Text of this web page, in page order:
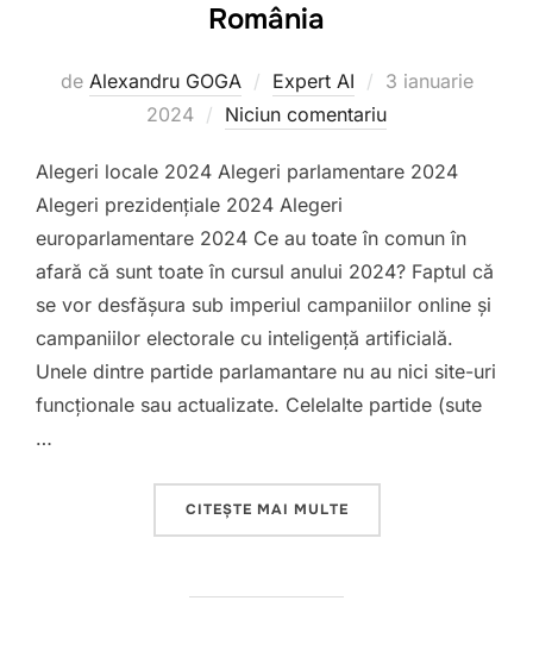
România
de Alexandru GOGA Expert AI
Publicat
pe
3 ianuarie
2024
Niciun comentariu
Alegeri locale 2024 Alegeri parlamentare 2024
Alegeri prezidențiale 2024 Alegeri
europarlamentare 2024 Ce au toate în comun în
afară că sunt toate în cursul anului 2024? Faptul că
se vor desfășura sub imperiul campaniilor online și
campaniilor electorale cu inteligență artificială.
Unele dintre partide parlamantare nu au nici site-uri
funcționale sau actualizate. Celelalte partide (sute
…
CITEȘTE MAI MULTE„CAMPANIE